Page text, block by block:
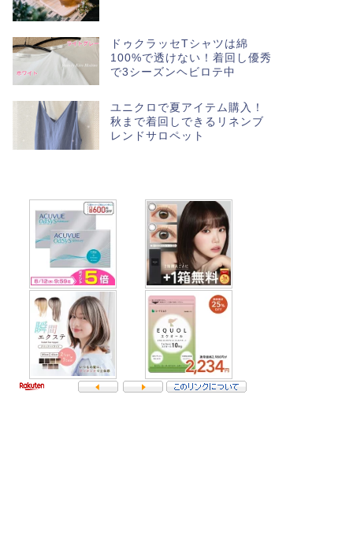
ドゥクラッセTシャツは綿
100%で透けない！着回し優秀
で3シーズンヘビロテ中
ユニクロで夏アイテム購入！
秋まで着回しできるリネンブ
レンドサロペット